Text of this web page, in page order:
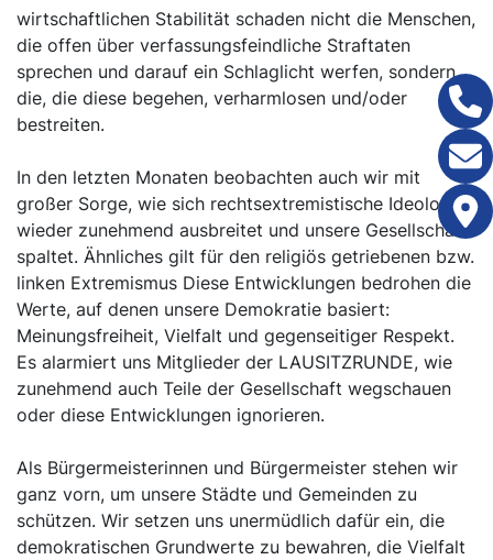
wirtschaftlichen Stabilität schaden nicht die Menschen,
die offen über verfassungsfeindliche Straftaten
sprechen und darauf ein Schlaglicht werfen, sondern
die, die diese begehen, verharmlosen und/oder
bestreiten.
In den letzten Monaten beobachten auch wir mit
großer Sorge, wie sich rechtsextremistische Ideologie
wieder zunehmend ausbreitet und unsere Gesellschaft
spaltet. Ähnliches gilt für den religiös getriebenen bzw.
linken Extremismus Diese Entwicklungen bedrohen die
Werte, auf denen unsere Demokratie basiert:
Meinungsfreiheit, Vielfalt und gegenseitiger Respekt.
Es alarmiert uns Mitglieder der LAUSITZRUNDE, wie
zunehmend auch Teile der Gesellschaft wegschauen
oder diese Entwicklungen ignorieren.
Als Bürgermeisterinnen und Bürgermeister stehen wir
ganz vorn, um unsere Städte und Gemeinden zu
schützen. Wir setzen uns unermüdlich dafür ein, die
demokratischen Grundwerte zu bewahren, die Vielfalt